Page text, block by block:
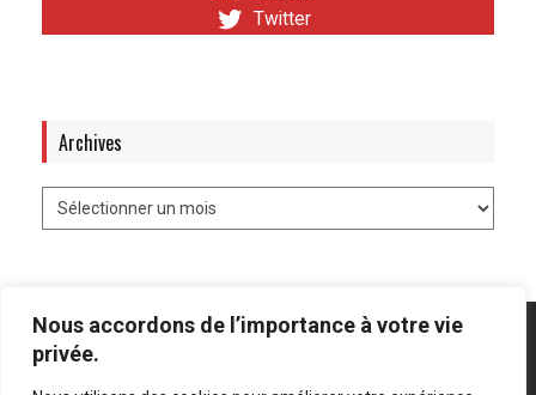
Nous accordons de l’importance à votre vie
privée.
Twitter
Archives